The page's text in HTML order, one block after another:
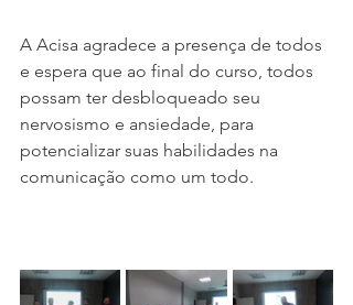
A Acisa agradece a presença de todos
e espera que ao final do curso, todos
possam ter desbloqueado seu
nervosismo e ansiedade, para
potencializar suas habilidades na
comunicação como um todo.